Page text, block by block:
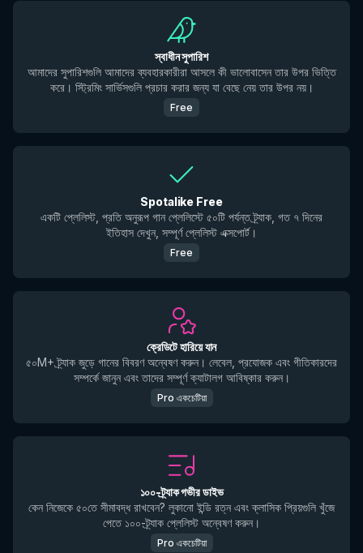
স্বাধীন সুপারিশ
আমাদের সুপারিশগুলি আমাদের ব্যবহারকারীরা আসলে কী ভালোবাসেন তার উপর ভিত্তি
করে। স্ট্রিমিং সার্ভিসগুলি প্রচার করার জন্য যা বেছে নেয় তার উপর নয়।
Free
Spotalike Free
একটি প্লেলিস্ট, প্রতি অনুরূপ গান প্লেলিস্টে ৫০টি পর্যন্ত ট্র্যাক, গত ৭ দিনের
ইতিহাস দেখুন, সম্পূর্ণ প্লেলিস্ট এক্সপোর্ট।
Free
ক্রেডিটে হারিয়ে যান
৫০M+ ট্র্যাক জুড়ে গানের বিবরণ অন্বেষণ করুন। লেবেল, প্রযোজক এবং গীতিকারদের
সম্পর্কে জানুন এবং তাদের সম্পূর্ণ ক্যাটালগ আবিষ্কার করুন।
Pro একচেটিয়া
১০০-ট্র্যাক গভীর ডাইভ
কেন নিজেকে ৫০তে সীমাবদ্ধ রাখবেন? লুকানো ইন্ডি রত্ন এবং ক্লাসিক প্রিয়গুলি খুঁজে
পেতে ১০০-ট্র্যাক প্লেলিস্ট অন্বেষণ করুন।
Pro একচেটিয়া